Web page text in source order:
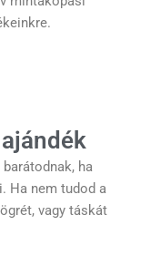
ha
Ha nem tudod a
vagy táskát